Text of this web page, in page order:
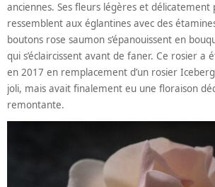
anciennes. Ses fleurs légères et délicatement
ressemblent aux églantines avec des
boutons rose saumon s’épanouissent en
qui s’éclaircissent avant de faner. Ce rosier a
en 2017 en remplacement d’un rosier
joli, mais avait finalement eu une floraison
remontante.